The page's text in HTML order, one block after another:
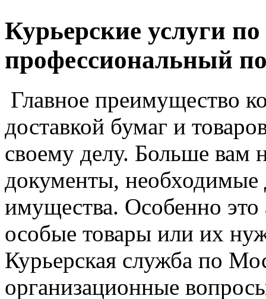
Курьерские услуги по
профессиональный
Главное преимущество
доставкой бумаг и
своему делу. Больше вам
документы, необходимые
имущества. Особенно это
особые товары или их
Курьерская служба по
организационные